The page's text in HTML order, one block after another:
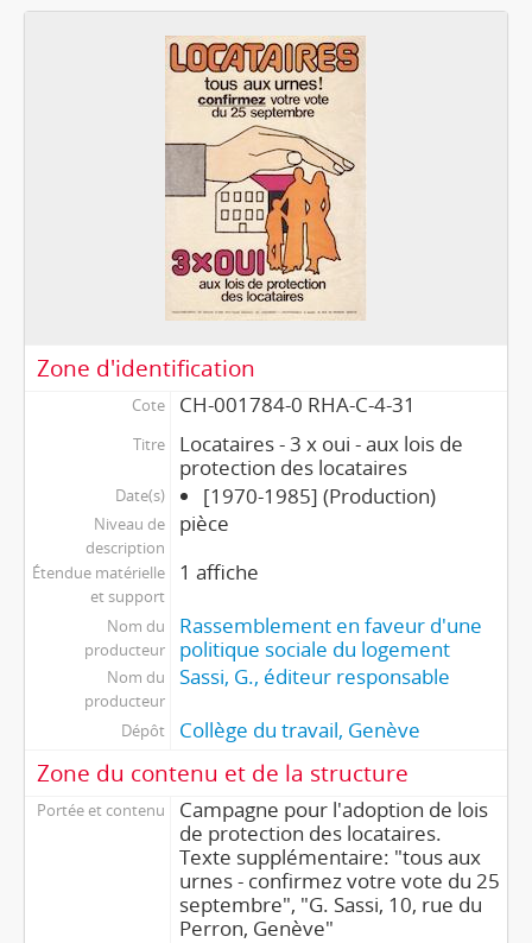
Zone d'identification
Cote CH-001784-0 RHA-C-4-31
Titre
Locataires - 3 x oui - aux lois de
protection des locataires
Date(s) [1970-1985] (Production)
Niveau de
description
pièce
Étendue matérielle
et support
1 affiche
Nom du
producteur
Rassemblement en faveur d'une
politique sociale du logement
Nom du
producteur
Sassi, G., éditeur responsable
Dépôt Collège du travail, Genève
Zone du contenu et de la structure
Portée et contenu
Campagne pour l'adoption de lois
de protection des locataires.
Texte supplémentaire: "tous aux
urnes - confirmez votre vote du 25
septembre", "G. Sassi, 10, rue du
Perron, Genève"